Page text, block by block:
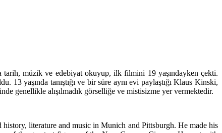
müzik ve edebiyat okuyup, ilk filmini 19 yaşındayken çekti.
13 yaşında tanıştığı ve bir süre aynı evi paylaştığı Klaus Kinski,
genellikle alışılmadık görselliğe ve mistisizme yer vermektedir.
literature and music in Munich and Pittsburgh. He made his